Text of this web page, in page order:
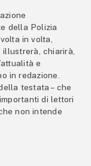
della Polizia
in volta,
chiarirà,
e
in redazione.
testata – che
di lettori
non intende